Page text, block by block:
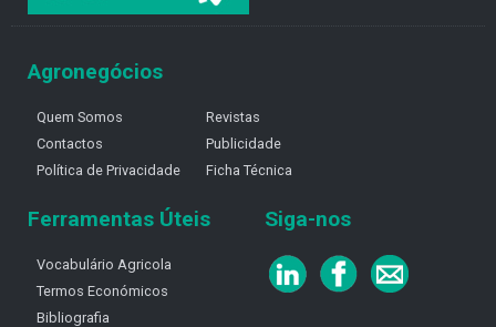
Agronegócios
Quem Somos
Contactos
Política de Privacidade
Revistas
Publicidade
Ficha Técnica
Ferramentas Úteis
Vocabulário Agricola
Termos Económicos
Bibliografia
Siga-nos